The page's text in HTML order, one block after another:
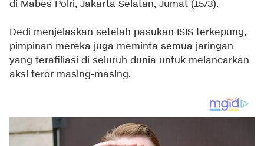
di Mabes Polri, Jakarta Selatan, Jumat (15/3).
Dedi menjelaskan setelah pasukan ISIS terkepung,
pimpinan mereka juga meminta semua jaringan
yang terafiliasi di seluruh dunia untuk melancarkan
aksi teror masing-masing.